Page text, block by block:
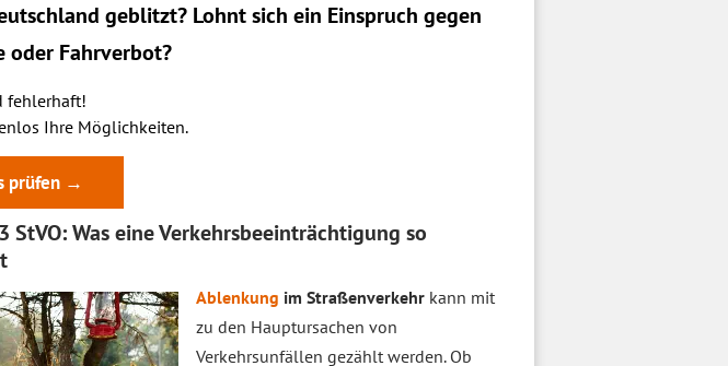
geblitzt? Lohnt sich ein Einspruch gegen
oder Fahrverbot?
fehlerhaft!
Ihre Möglichkeiten.
prüfen →
StVO: Was eine Verkehrsbeeinträchtigung so
Ablenkung im Straßenverkehrkann mit
zu den Hauptursachen von
Verkehrsunfällen gezählt werden. Ob